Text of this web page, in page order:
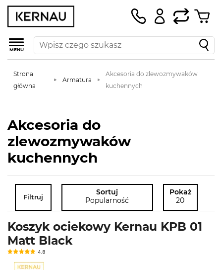
MENU
Strona
główna
Armatura
Akcesoria do zlewozmywaków
kuchennych
Akcesoria do
zlewozmywaków
kuchennych
Filtruj
Sortuj
Popularność
Pokaż
20
Koszyk ociekowy Kernau KPB 01
Matt Black
4.8